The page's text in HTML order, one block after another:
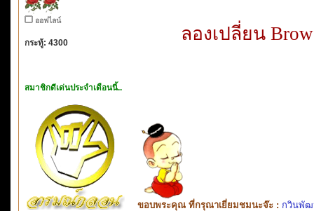
ออฟไลน์
กระทู้: 4300
สมาชิกดีเด่นประจำเดือนนี้..
ลองเปลี่ยน
ขอบพระคุณ ที่กรุณาเยี่ยมชมนะจ๊ะ : กวินพั